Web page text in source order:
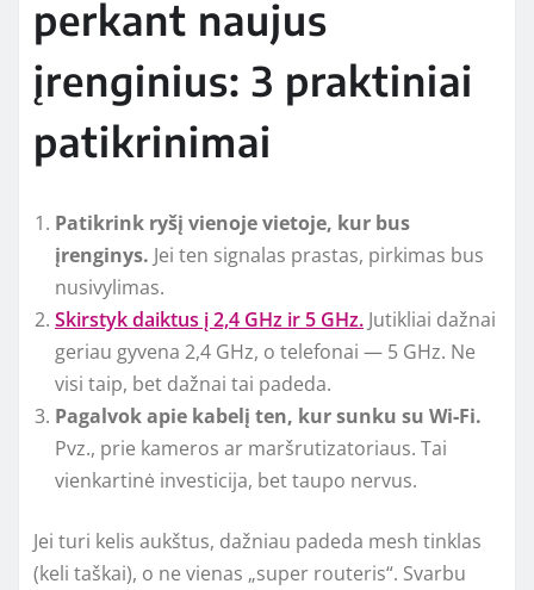
perkant naujus
įrenginius: 3 praktiniai
patikrinimai
Patikrink ryšį vienoje vietoje, kur bus
įrenginys. Jei ten signalas prastas, pirkimas bus
nusivylimas.
Skirstyk daiktus į 2,4 GHz ir 5 GHz. Jutikliai dažnai
geriau gyvena 2,4 GHz, o telefonai — 5 GHz. Ne
visi taip, bet dažnai tai padeda.
Pagalvok apie kabelį ten, kur sunku su Wi‑Fi.
Pvz., prie kameros ar maršrutizatoriaus. Tai
vienkartinė investicija, bet taupo nervus.
Jei turi kelis aukštus, dažniau padeda mesh tinklas
(keli taškai), o ne vienas „super routeris“. Svarbu